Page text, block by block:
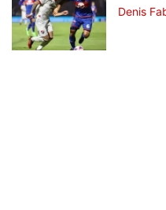
Denis